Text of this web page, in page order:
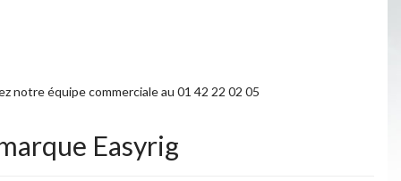
notre équipe commerciale au 01 42 22 02 05
Easyrig